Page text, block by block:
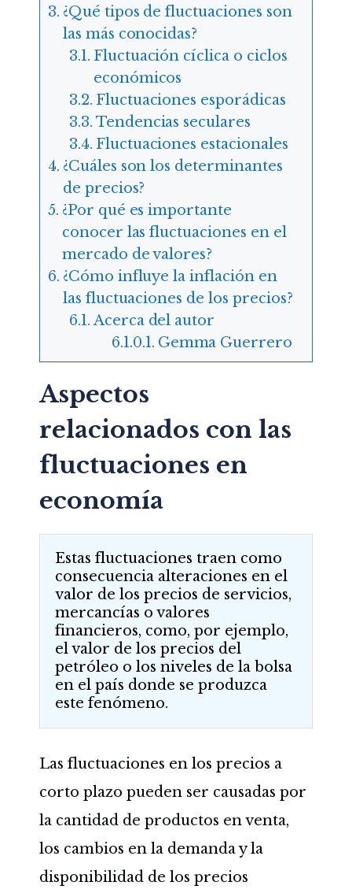
¿Qué tipos de fluctuaciones son
las más conocidas?
Fluctuación cíclica o ciclos
económicos
Fluctuaciones esporádicas
Tendencias seculares
Fluctuaciones estacionales
¿Cuáles son los determinantes
de precios?
¿Por qué es importante
conocer las fluctuaciones en el
mercado de valores?
¿Cómo influye la inflación en
las fluctuaciones de los precios?
Acerca del autor
Gemma Guerrero
Aspectos
relacionados con las
fluctuaciones en
economía
Estas fluctuaciones traen como
consecuencia alteraciones en el
valor de los precios de servicios,
mercancías o valores
financieros, como, por ejemplo,
el valor de los precios del
petróleo o los niveles de la bolsa
en el país donde se produzca
este fenómeno.
Las fluctuaciones en los precios a
corto plazo pueden ser causadas por
la cantidad de productos en venta,
los cambios en la demanda y la
disponibilidad de los precios